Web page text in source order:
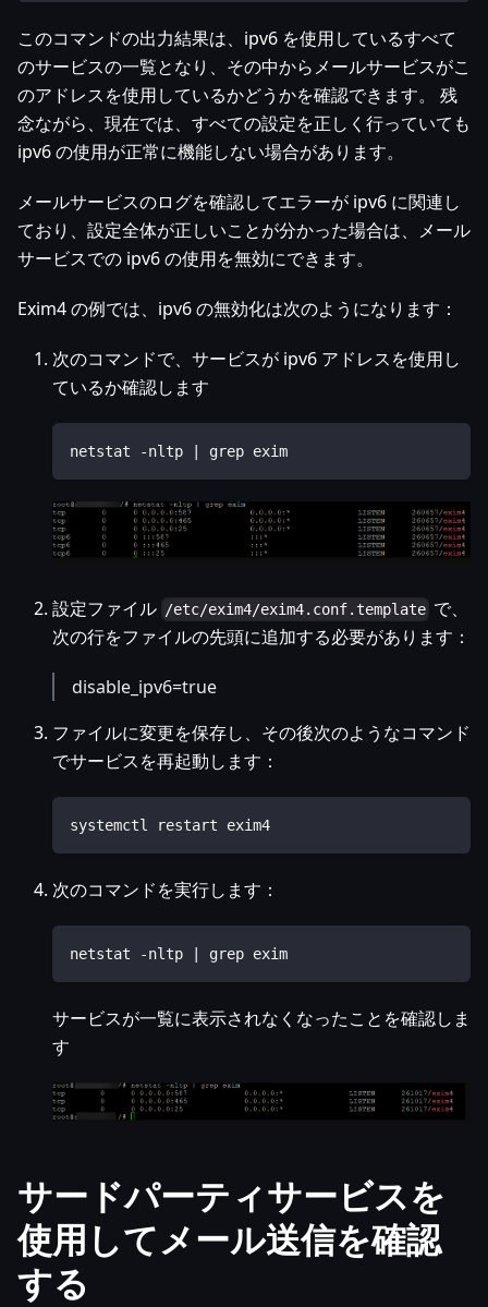
このコマンドの出力結果は、ipv6 を使用しているすべて
のサービスの一覧となり、その中からメールサービスがこ
のアドレスを使用しているかどうかを確認できます。 残
念ながら、現在では、すべての設定を正しく行っていても
ipv6 の使用が正常に機能しない場合があります。
メールサービスのログを確認してエラーが ipv6 に関連し
ており、設定全体が正しいことが分かった場合は、メール
サービスでの ipv6 の使用を無効にできます。
Exim4 の例では、ipv6 の無効化は次のようになります：
次のコマンドで、サービスが ipv6 アドレスを使用し
ているか確認します
netstat -nltp | grep exim
設定ファイル /etc/exim4/exim4.conf.template で、
次の行をファイルの先頭に追加する必要があります：
disable_ipv6=true
ファイルに変更を保存し、その後次のようなコマンド
でサービスを再起動します：
systemctl restart exim4
次のコマンドを実行します：
netstat -nltp | grep exim
サービスが一覧に表示されなくなったことを確認しま
す
サードパーティサービスを
使用してメール送信を確認
する